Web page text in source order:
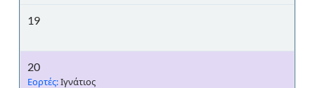
19
20
Εορτές:Ιγνάτιος